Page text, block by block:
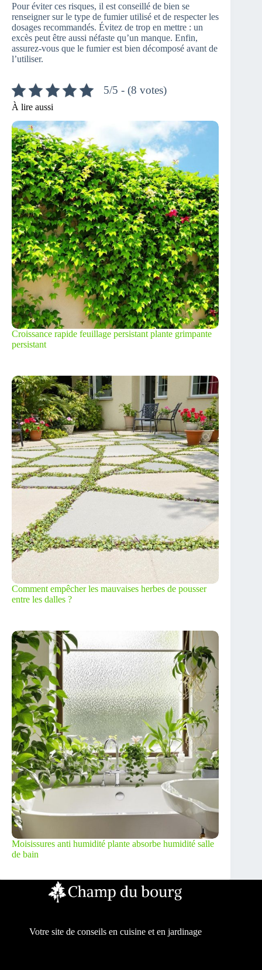
Pour éviter ces risques, il est conseillé de bien se
renseigner sur le type de fumier utilisé et de respecter les
dosages recommandés. Évitez de trop en mettre : un
excès peut être aussi néfaste qu’un manque. Enfin,
assurez-vous que le fumier est bien décomposé avant de
l’utiliser.
5/5 - (8 votes)
À lire aussi
Croissance rapide feuillage persistant plante grimpante
persistant
Comment empêcher les mauvaises herbes de pousser
entre les dalles ?
Moisissures anti humidité plante absorbe humidité salle
de bain
Votre site de conseils en cuisine et en jardinage